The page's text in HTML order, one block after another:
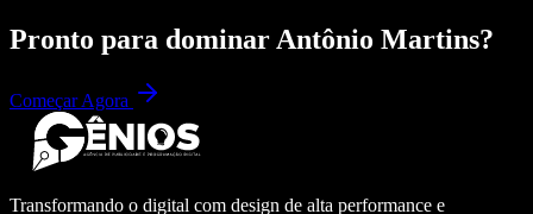
Pronto para dominar Antônio Martins?
Começar Agora
Transformando o digital com design de alta performance e